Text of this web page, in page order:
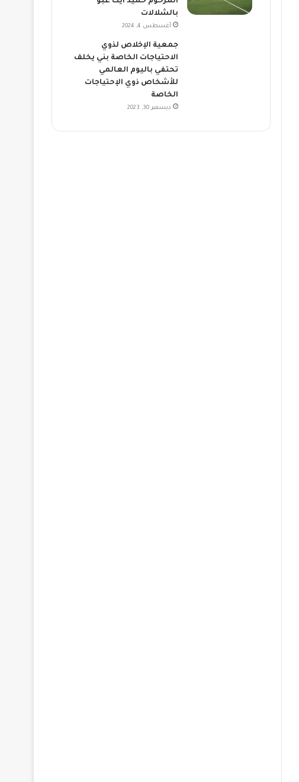
بالشلالات
أغسطس 4, 2024
جمعية الإخلاص لذوي
الاحتياجات الخاصة بني يخلف
تحتفي باليوم العالمي
للأشخاص ذوي الإحتياجات
الخاصة
ديسمبر 30, 2023